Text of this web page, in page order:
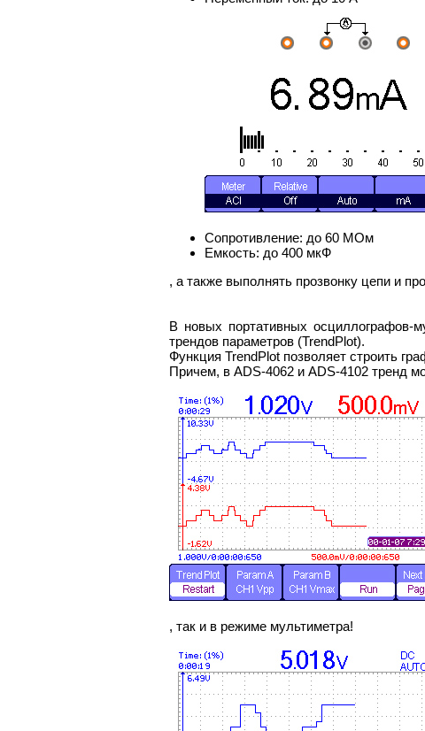
Сопротивление: до 60 МОм
Емкость: до 400 мкФ
, а также выполнять прозвонку цепи и
В новых портативных осциллографов-
трендов параметров (TrendPlot).
Функция TrendPlot позволяет строить
Причем, в ADS-4062 и ADS-4102 тренд
, так и в режиме мультиметра!